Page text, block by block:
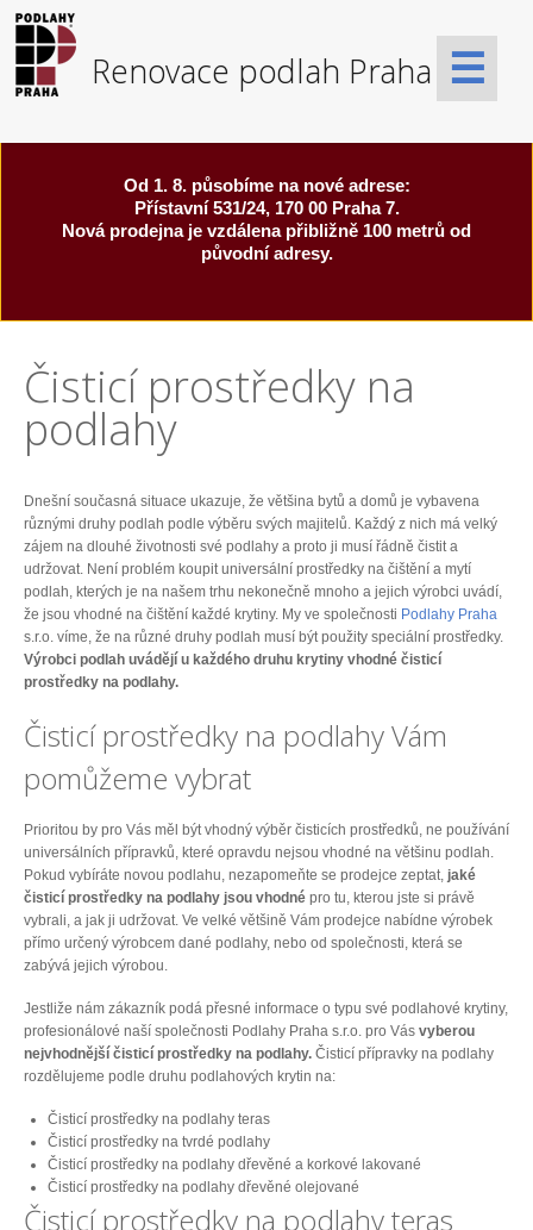
☰
Od 1. 8. působíme na nové adrese:
Přístavní 531/24, 170 00 Praha 7.
Nová prodejna je vzdálena přibližně 100 metrů od
původní adresy.
Čisticí prostředky na
podlahy
Dnešní současná situace ukazuje, že většina bytů a domů je vybavena
různými druhy podlah podle výběru svých majitelů. Každý z nich má velký
zájem na dlouhé životnosti své podlahy a proto ji musí řádně čistit a
udržovat. Není problém koupit universální prostředky na čištění a mytí
podlah, kterých je na našem trhu nekonečně mnoho a jejich výrobci uvádí,
že jsou vhodné na čištění každé krytiny. My ve společnosti Podlahy Praha
s.r.o. víme, že na různé druhy podlah musí být použity speciální prostředky.
Výrobci podlah uvádějí u každého druhu krytiny vhodné čisticí
prostředky na podlahy.
Čisticí prostředky na podlahy Vám
pomůžeme vybrat
Prioritou by pro Vás měl být vhodný výběr čisticích prostředků, ne používání
universálních přípravků, které opravdu nejsou vhodné na většinu podlah.
Pokud vybíráte novou podlahu, nezapomeňte se prodejce zeptat, jaké
čisticí prostředky na podlahy jsou vhodné pro tu, kterou jste si právě
vybrali, a jak ji udržovat. Ve velké většině Vám prodejce nabídne výrobek
přímo určený výrobcem dané podlahy, nebo od společnosti, která se
zabývá jejich výrobou.
Jestliže nám zákazník podá přesné informace o typu své podlahové krytiny,
profesionálové naší společnosti Podlahy Praha s.r.o. pro Vás vyberou
nejvhodnější čisticí prostředky na podlahy. Čisticí přípravky na podlahy
rozdělujeme podle druhu podlahových krytin na:
Čisticí prostředky na podlahy teras
Čisticí prostředky na tvrdé podlahy
Čisticí prostředky na podlahy dřevěné a korkové lakované
Čisticí prostředky na podlahy dřevěné olejované
Čisticí prostředky na podlahy teras